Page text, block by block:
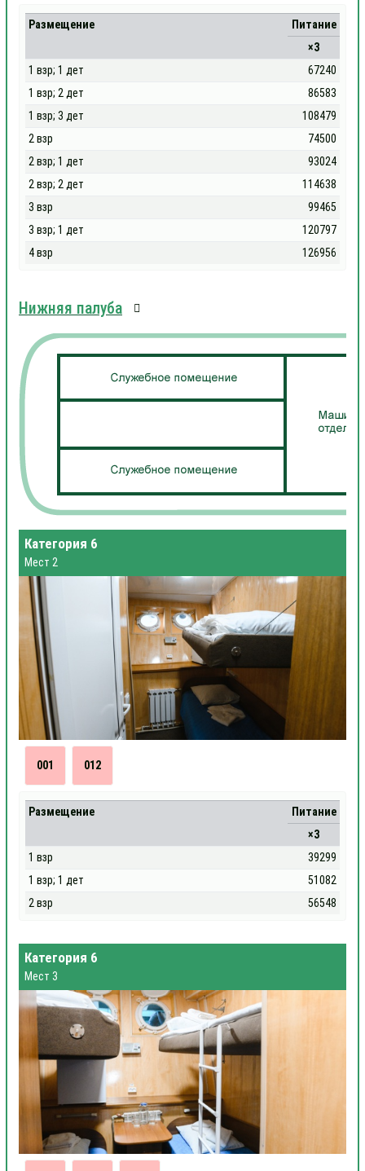
Размещение
Питание
×3
1 взр; 1 дет
67240
1 взр; 2 дет
86583
1 взр; 3 дет
108479
2 взр
74500
2 взр; 1 дет
93024
2 взр; 2 дет
114638
3 взр
99465
3 взр; 1 дет
120797
4 взр
126956
Нижняя палуба
Категория 6
Мест 2
001 012
Размещение
Питание
×3
1 взр
39299
1 взр; 1 дет
51082
2 взр
56548
Категория 6
Мест 3